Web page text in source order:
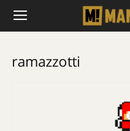
ramazzotti